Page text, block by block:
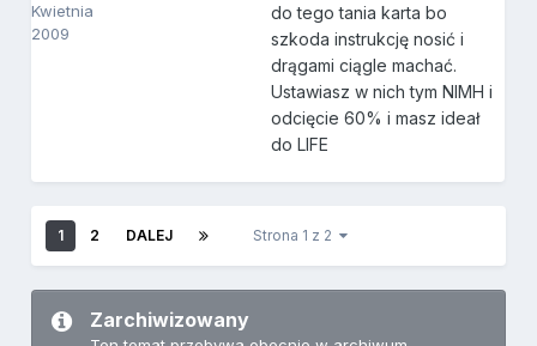
Kwietnia
2009
do tego tania karta bo
szkoda instrukcję nosić i
drągami ciągle machać.
Ustawiasz w nich tym NIMH i
odcięcie 60% i masz ideał
do LIFE
1 2 DALEJ Strona 1 z 2
Zarchiwizowany